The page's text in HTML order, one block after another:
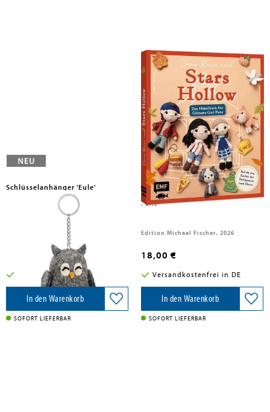
Schlüsselanhänger 'Eule'
St. Benno Verlag GmbH, 2026
Versandkostenfrei in DE
In den Warenkorb
SOFORT LIEFERBAR
Urbanneck, Linda
Deine Reise nach Stars Hollow |
Das Häkelbuch für Gilmore-Girl-
Fans
Edition Michael Fischer, 2026
18,00 €
Versandkostenfrei in DE
In den Warenkorb
SOFORT LIEFERBAR